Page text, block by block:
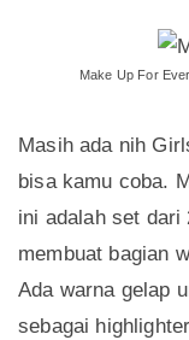
Make Up For
Masih ada nih
bisa kamu coba.
ini adalah set dari
membuat bagian
Ada warna gelap
sebagai